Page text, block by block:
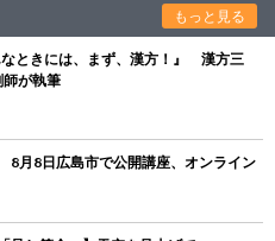
もっと見る
ときには、まず、漢方！』 漢方三
が執筆
月8日広島市で公開講座、オンライン